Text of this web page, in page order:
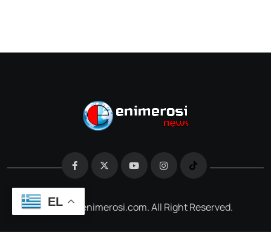
@2026 e-enimerosi.com. All Right Reserved.
EL